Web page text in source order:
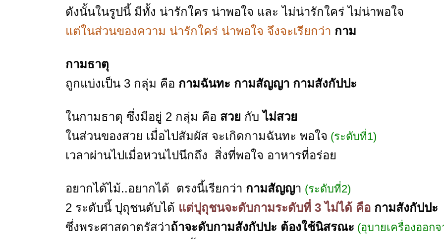
ดังนั้นในรูปนี้ มีทั้ง น่ารักใคร น่าพอใจ และ ไม่น่ารักใคร่ ไม่น่าพอใจ
แต่ในส่วนของความ น่ารักใคร่ น่าพอใจ จึงจะเรียกว่า กาม
กามธาตุ
ถูกแบ่งเป็น 3 กลุ่ม คือ กามฉันทะ กามสัญญา กามสังกัปปะ
ในกามธาตุ ซึ่งมีอยู่ 2 กลุ่ม คือ สวย กับไม่สวย
ในส่วนของสวย เมื่อไปสัมผัส จะเกิดกามฉันทะ พอใจ (ระดับที่1)
เวลาผ่านไปเมื่อหวนไปนึกถึง สิ่งที่พอใจ อาหารที่อร่อย
อยากได้ไม้..อยากได้ ตรงนี้เรียกว่า กามสัญญา (ระดับที่2)
2 ระดับนี้ ปุถุชนดับได้ แต่ปุถุชนจะดับกามระดับที่ 3 ไม่ได้ คือ กามสังกัปปะ
ซึ่งพระศาสดาตรัสว่าถ้าจะดับกามสังกัปปะ ต้องใช้นิสรณะ (อุบายเครื่องออกจ